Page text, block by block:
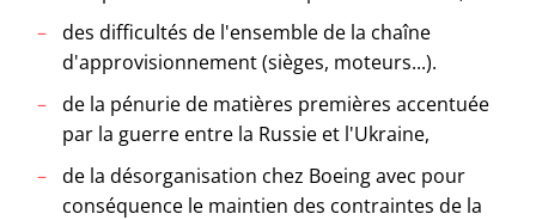
des difficultés de l'ensemble de la chaîne
d'approvisionnement (sièges, moteurs...).
de la pénurie de matières premières accentuée
par la guerre entre la Russie et l'Ukraine,
de la désorganisation chez Boeing avec pour
conséquence le maintien des contraintes de la